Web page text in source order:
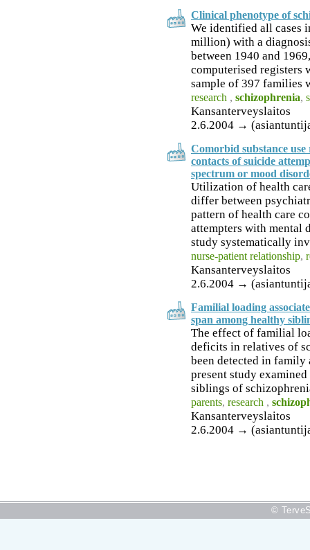
Clinical phenotype of
We identified all cases
million) with a
between 1940 and
computerised
sample of 397 families
research , schizophrenia,
Kansanterveyslaitos
2.6.2004 →
Comorbid substance use
contacts of suicide
spectrum or mood
Utilization of health
differ between
pattern of health care
attempters with mental
study systematically
nurse-patient relationship,
Kansanterveyslaitos
2.6.2004 →
Familial loading
span among healthy
The effect of familial
deficits in relatives of
been detected in family
present study
siblings of
parents, research ,
Kansanterveyslaitos
2.6.2004 →
©